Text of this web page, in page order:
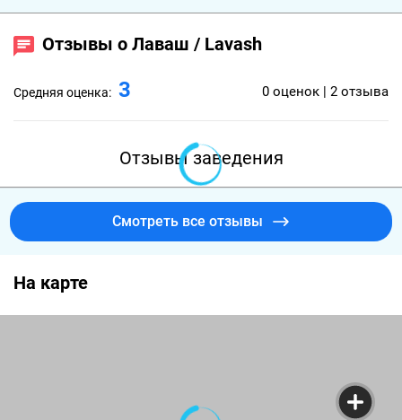
Отзывы о Лаваш / Lavash
Средняя оценка: 3 0 оценок | 2 отзыва
Отзывы заведения
Смотреть все отзывы
На карте